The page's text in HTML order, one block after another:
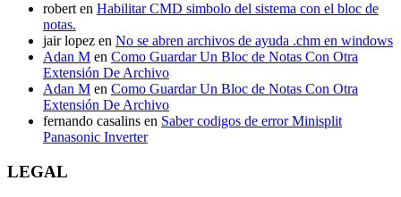
robert en Habilitar CMD simbolo del sistema con el bloc de
notas.
jair lopez en No se abren archivos de ayuda .chm en windows
Adan M en Como Guardar Un Bloc de Notas Con Otra
Extensión De Archivo
Adan M en Como Guardar Un Bloc de Notas Con Otra
Extensión De Archivo
fernando casalins en Saber codigos de error Minisplit
Panasonic Inverter
LEGAL